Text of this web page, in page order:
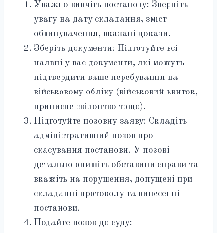
Уважно вивчіть постанову: Зверніть
увагу на дату складання, зміст
обвинувачення, вказані докази.
Зберіть документи: Підготуйте всі
наявні у вас документи, які можуть
підтвердити ваше перебування на
військовому обліку (військовий квиток,
приписне свідоцтво тощо).
Підготуйте позовну заяву: Складіть
адміністративний позов про
скасування постанови. У позові
детально опишіть обставини справи та
вкажіть на порушення, допущені при
складанні протоколу та винесенні
постанови.
Подайте позов до суду: